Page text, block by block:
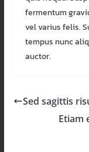
fermentum
vel varius felis.
tempus nunc
auctor.
Sed sagittis
Etiam